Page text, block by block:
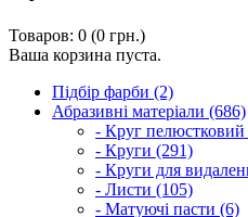
Товаров: 0 (0 грн.)
Ваша корзина пуста.
Підбір фарби (2)
Абразивні матеріали (686)
- Круг пелюстковий
- Круги (291)
- Круги для
- Листи (105)
- Матуючі пасти (6)